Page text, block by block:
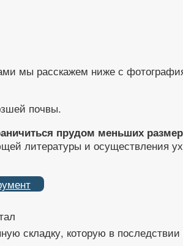
мы расскажем ниже с
почвы.
прудом меньших
литературы и осуществления
складку, которую в